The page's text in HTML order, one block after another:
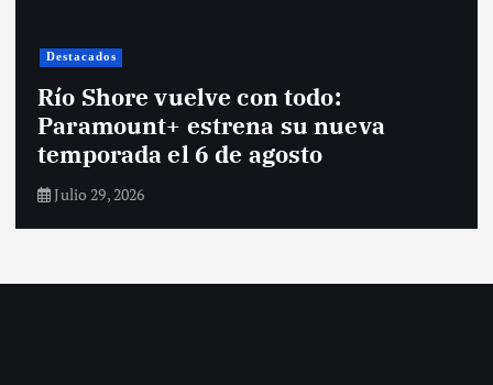
Destacados
Río Shore vuelve con todo:
Paramount+ estrena su nueva
temporada el 6 de agosto
Julio 29, 2026